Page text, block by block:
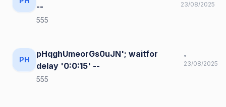
--
23/08/2025
555
PH
pHqghUmeorGs0uJN'; waitfor
delay '0:0:15' --
•
23/08/2025
555